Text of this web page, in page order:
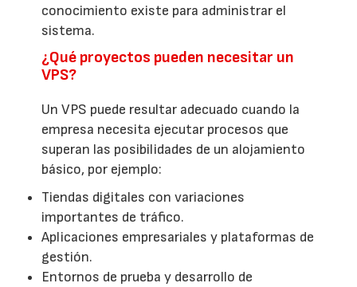
conocimiento existe para administrar el
sistema.
¿Qué proyectos pueden necesitar un
VPS?
Un VPS puede resultar adecuado cuando la
empresa necesita ejecutar procesos que
superan las posibilidades de un alojamiento
básico, por ejemplo:
Tiendas digitales con variaciones
importantes de tráfico.
Aplicaciones empresariales y plataformas de
gestión.
Entornos de prueba y desarrollo de